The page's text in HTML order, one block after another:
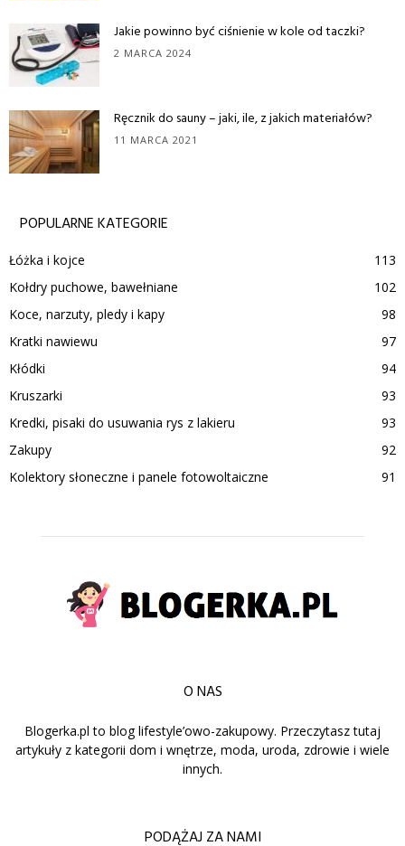
Jakie powinno być ciśnienie w kole od taczki?
2 MARCA 2024
Ręcznik do sauny – jaki, ile, z jakich materiałów?
11 MARCA 2021
POPULARNE KATEGORIE
Łóżka i kojce
113
Kołdry puchowe, bawełniane
102
Koce, narzuty, pledy i kapy
98
Kratki nawiewu
97
Kłódki
94
Kruszarki
93
Kredki, pisaki do usuwania rys z lakieru
93
Zakupy
92
Kolektory słoneczne i panele fotowoltaiczne
91
O NAS
Blogerka.pl to blog lifestyle’owo-zakupowy. Przeczytasz tutaj
artykuły z kategorii dom i wnętrze, moda, uroda, zdrowie i wiele
innych.
PODĄŻAJ ZA NAMI